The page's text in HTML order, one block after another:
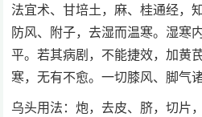
法宜术、甘培土，麻、桂通经，
防风、附子，去湿而温寒。湿寒
平。若其病剧，不能捷效，加黄
寒，无有不愈。一切膝风、脚气
乌头用法：炮，去皮、脐，切片